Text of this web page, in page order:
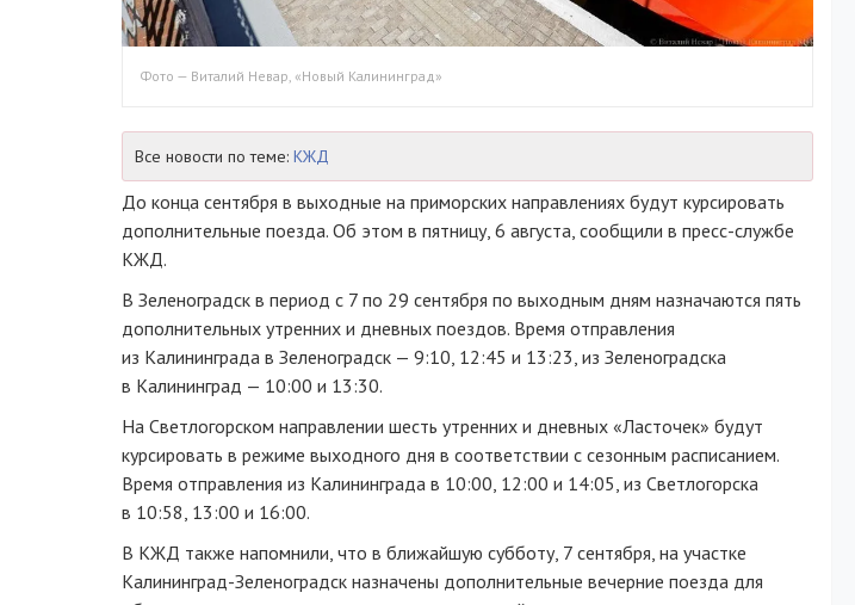
Фото — Виталий Невар, «Новый Калининград»
Все новости по теме: КЖД
До конца сентября в выходные на приморских направлениях будут курсировать
дополнительные поезда. Об этом в пятницу, 6 августа, сообщили в пресс-службе
КЖД.
В Зеленоградск в период с 7 по 29 сентября по выходным дням назначаются пять
дополнительных утренних и дневных поездов. Время отправления
из Калининграда в Зеленоградск — 9:10, 12:45 и 13:23, из Зеленоградска
в Калининград — 10:00 и 13:30.
На Светлогорском направлении шесть утренних и дневных «Ласточек» будут
курсировать в режиме выходного дня в соответствии с сезонным расписанием.
Время отправления из Калининграда в 10:00, 12:00 и 14:05, из Светлогорска
в 10:58, 13:00 и 16:00.
В КЖД также напомнили, что в ближайшую субботу, 7 сентября, на участке
Калининград-Зеленоградск назначены дополнительные вечерние поезда для